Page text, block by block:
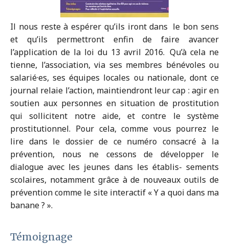
Il nous reste à espérer qu’ils iront dans le bon sens
et qu’ils permettront enfin de faire avancer
l’application de la loi du 13 avril 2016. Qu’à cela ne
tienne, l’association, via ses membres bénévoles ou
salarié·es, ses équipes locales ou nationale, dont ce
journal relaie l’action, maintiendront leur cap : agir en
soutien aux personnes en situation de prostitution
qui sollicitent notre aide, et contre le système
prostitutionnel. Pour cela, comme vous pourrez le
lire dans le dossier de ce numéro consacré à la
prévention, nous ne cessons de développer le
dialogue avec les jeunes dans les établis- sements
scolaires, notamment grâce à de nouveaux outils de
prévention comme le site interactif « Y a quoi dans ma
banane ? ».
Témoignage